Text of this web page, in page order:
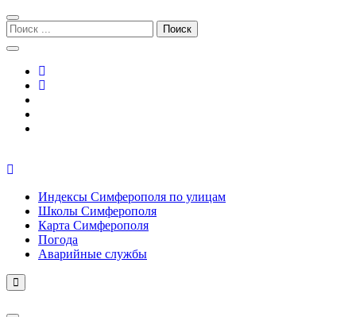
Перейти
к
навигации
Перейти
к
содержимому
Поиск:
Индексы Симферополя по улицам
Школы Симферополя
Карта Симферополя
Погода
Аварийные службы